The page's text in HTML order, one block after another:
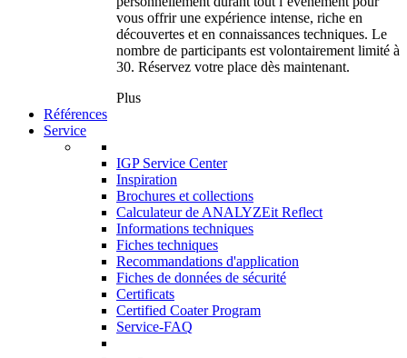
vous offrir une expérience intense, riche en
découvertes et en connaissances techniques. Le
nombre de participants est volontairement limité à
30. Réservez votre place dès maintenant.
Plus
Références
Service
IGP Service Center
Inspiration
Brochures et collections
Calculateur de ANALYZEit Reflect
Informations techniques
Fiches techniques
Recommandations d'application
Fiches de données de sécurité
Certificats
Certified Coater Program
Service-FAQ